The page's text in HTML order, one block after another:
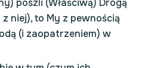
poszli (Właściwą) Drogą
niej), to My z pewnością
(i zaopatrzeniem) w